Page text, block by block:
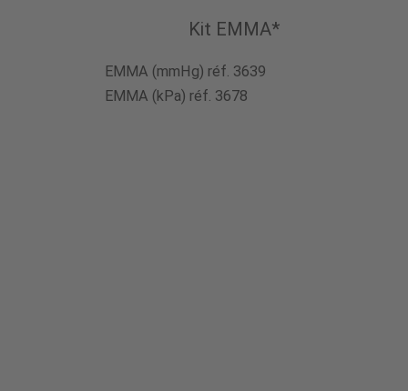
Kit EMMA*
EMMA (mmHg) réf. 3639
EMMA (kPa) réf. 3678